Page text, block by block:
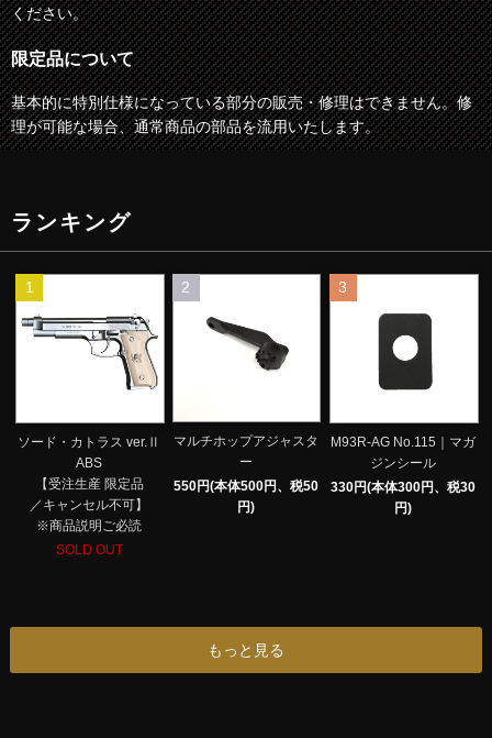
ください。
限定品について
基本的に特別仕様になっている部分の販売・修理はできません。修
理が可能な場合、通常商品の部品を流用いたします。
ランキング
1
ソード・カトラス ver.Ⅱ
ABS
【受注生産 限定品
／キャンセル不可】
※商品説明ご必読
SOLD OUT
2
マルチホップアジャスタ
ー
550円(本体500円、税50
円)
3
M93R-AG No.115｜マガ
ジンシール
330円(本体300円、税30
円)
もっと見る